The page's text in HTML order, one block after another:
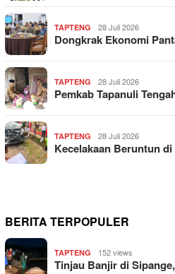
TAPTENG 28 Juli 2026
Dongkrak Ekonomi
TAPTENG 28 Juli 2026
Pemkab Tapanuli
TAPTENG 28 Juli 2026
Kecelakaan Beruntun
BERITA TERPOPULER
TAPTENG 152 views
Tinjau Banjir di